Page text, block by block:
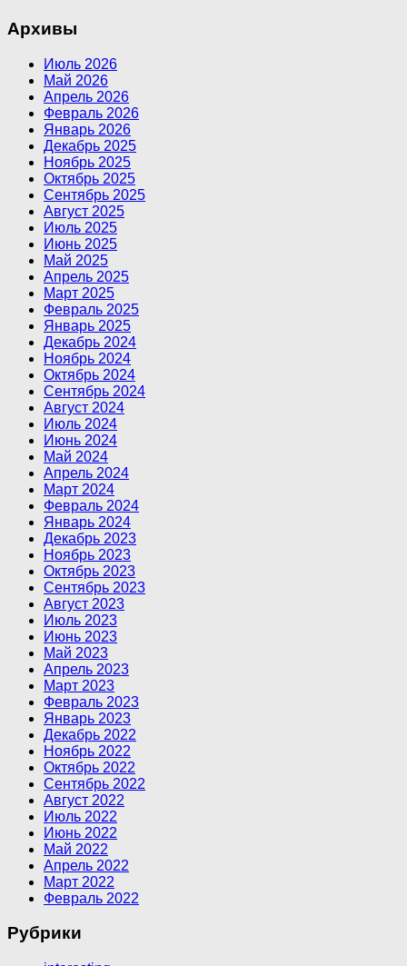
Архивы
Июль 2026
Май 2026
Апрель 2026
Февраль 2026
Январь 2026
Декабрь 2025
Ноябрь 2025
Октябрь 2025
Сентябрь 2025
Август 2025
Июль 2025
Июнь 2025
Май 2025
Апрель 2025
Март 2025
Февраль 2025
Январь 2025
Декабрь 2024
Ноябрь 2024
Октябрь 2024
Сентябрь 2024
Август 2024
Июль 2024
Июнь 2024
Май 2024
Апрель 2024
Март 2024
Февраль 2024
Январь 2024
Декабрь 2023
Ноябрь 2023
Октябрь 2023
Сентябрь 2023
Август 2023
Июль 2023
Июнь 2023
Май 2023
Апрель 2023
Март 2023
Февраль 2023
Январь 2023
Декабрь 2022
Ноябрь 2022
Октябрь 2022
Сентябрь 2022
Август 2022
Июль 2022
Июнь 2022
Май 2022
Апрель 2022
Март 2022
Февраль 2022
Рубрики